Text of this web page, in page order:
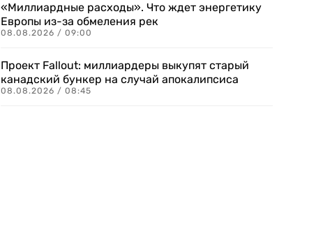
«Миллиардные расходы». Что ждет энергетику
Европы из-за обмеления рек
08.08.2026 / 09:00
Проект Fallout: миллиардеры выкупят старый
канадский бункер на случай апокалипсиса
08.08.2026 / 08:45